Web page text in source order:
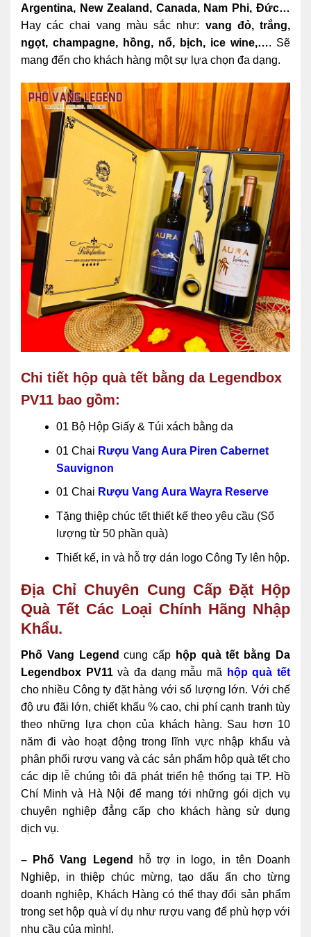
Argentina, New Zealand, Canada, Nam Phi, Đức…
Hay các chai vang màu sắc như: vang đỏ, trắng,
ngọt, champagne, hồng, nổ, bịch, ice wine,…. Sẽ
mang đến cho khách hàng một sự lựa chọn đa dạng.
Chi tiết hộp quà tết bằng da Legendbox
PV11 bao gồm:
01 Bộ Hộp Giấy & Túi xách bằng da
01 Chai Rượu Vang Aura Piren Cabernet
Sauvignon
01 Chai Rượu Vang Aura Wayra Reserve
Tặng thiệp chúc tết thiết kế theo yêu cầu (Số
lượng từ 50 phần quà)
Thiết kế, in và hỗ trợ dán logo Công Ty lên hộp.
Địa Chỉ Chuyên Cung Cấp Đặt Hộp
Quà Tết Các Loại Chính Hãng Nhập
Khẩu.
Phố Vang Legend cung cấp hộp quà tết bằng Da
Legendbox PV11và đa dạng mẫu mã
hộp quà tết
cho nhiều Công ty đặt hàng với số lượng lớn. Với chế
độ ưu đãi lớn, chiết khấu % cao, chi phí cạnh tranh tùy
theo những lựa chọn của khách hàng. Sau hơn 10
năm đi vào hoạt động trong lĩnh vực nhập khẩu và
phân phối rượu vang và các sản phẩm hộp quà tết cho
các dịp lễ chúng tôi đã phát triển hệ thống tại TP. Hồ
Chí Minh và Hà Nội để mang tới những gói dịch vụ
chuyên nghiệp đẳng cấp cho khách hàng sử dụng
dịch vụ.
– Phố Vang Legend
hỗ trợ in logo, in tên Doanh
Nghiệp, in thiệp chúc mừng, tạo dấu ấn cho từng
doanh nghiệp, Khách Hàng có thể thay đổi sản phẩm
trong set hộp quà ví dụ như rượu vang để phù hợp với
nhu cầu của mình!.